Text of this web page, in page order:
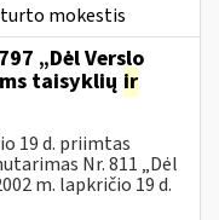
mokestis
„Dėl Verslo
taisyklių ir
19 d. priimtas
Nr. 811 „Dėl
m. lapkričio 19 d.